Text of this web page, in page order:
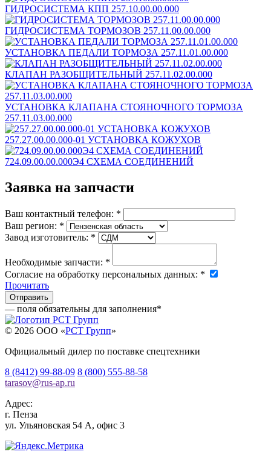
ГИДРОСИСТЕМА КПП 257.10.00.00.000
ГИДРОСИСТЕМА ТОРМОЗОВ 257.11.00.00.000
УСТАНОВКА ПЕДАЛИ ТОРМОЗА 257.11.01.00.000
КЛАПАН РАЗОБЩИТЕЛЬНЫЙ 257.11.02.00.000
УСТАНОВКА КЛАПАНА СТОЯНОЧНОГО ТОРМОЗА
257.11.03.00.000
257.27.00.00.000-01 УСТАНОВКА КОЖУХОВ
724.09.00.00.000Э4 СХЕМА СОЕДИНЕНИЙ
Заявка на запчасти
Ваш контактный телефон: *
Ваш регион: *
Завод изготовитель: *
Необходимые запчасти: *
Согласие на обработку персональных данных: *
Прочитать
— поля обязательны для заполнения*
© 2026 OOO «РСТ Групп»
Официальный дилер по поставке спецтехники
8 (8412) 99-88-09 8 (800) 555-88-58
tarasov@rus-ap.ru
Адрес:
г. Пенза
ул. Ульяновская 54 А, офис 3